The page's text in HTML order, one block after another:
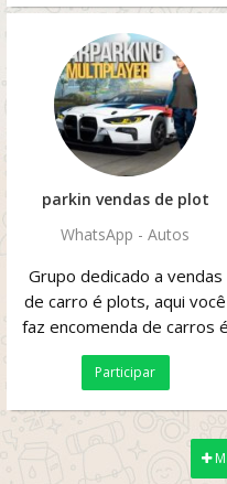
parkin vendas de plot
WhatsApp - Autos
Grupo dedicado a vendas
de carro é plots, aqui você
faz encomenda de carros é
de plots.
Participar